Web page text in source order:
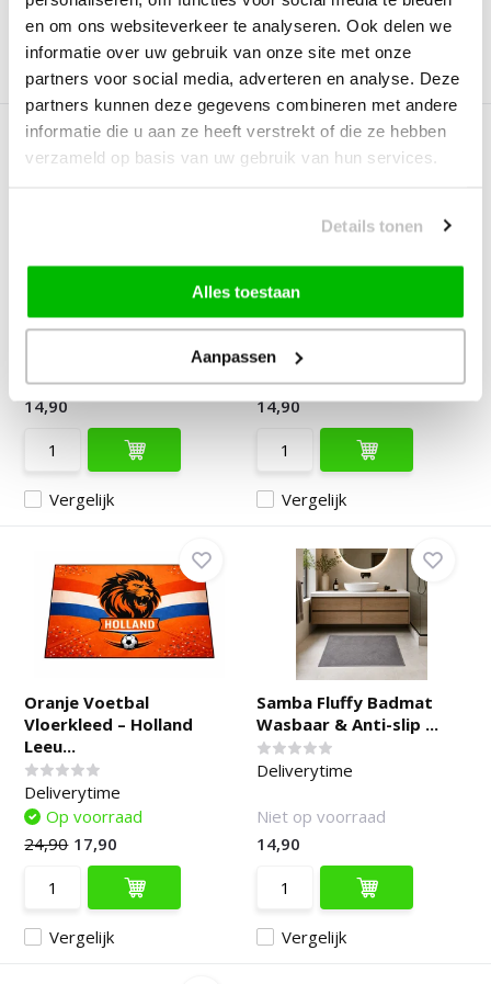
en om ons websiteverkeer te analyseren. Ook delen we
informatie over uw gebruik van onze site met onze
partners voor social media, adverteren en analyse. Deze
partners kunnen deze gegevens combineren met andere
informatie die u aan ze heeft verstrekt of die ze hebben
verzameld op basis van uw gebruik van hun services.
Details tonen
Alles toestaan
Aanpassen
Vergelijk Vergelijk
Samba Fluffy Badmat
Wasbaar & Anti-slip ...
Vergelijk
Op voorraad
14,90
Wasbaar & Anti-slip ...
Deliverytime
Vergelijk
Op voorraad
14,90
Oranje Voetbal
Vloerkleed – Holland
Leeu...
Deliverytime
Vergelijk
Op voorraad
24,90 17,90
Samba Fluffy Badmat
Wasbaar & Anti-slip ...
Deliverytime
Vergelijk
Niet op voorraad
14,90